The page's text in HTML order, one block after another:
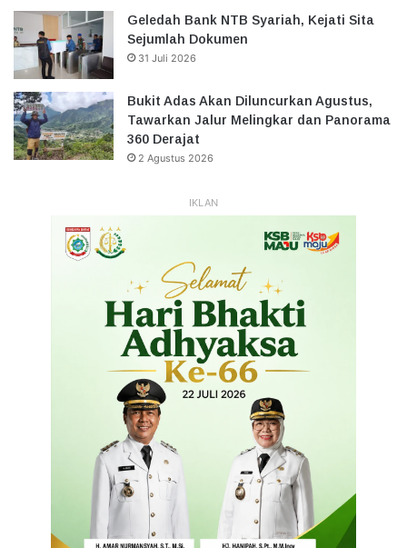
Geledah Bank NTB Syariah, Kejati Sita
Sejumlah Dokumen
31 Juli 2026
Bukit Adas Akan Diluncurkan Agustus,
Tawarkan Jalur Melingkar dan Panorama
360 Derajat
2 Agustus 2026
IKLAN